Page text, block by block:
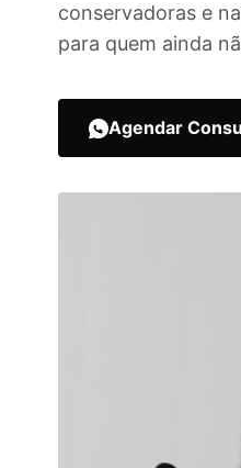
conservadoras e
para quem ainda
Agendar